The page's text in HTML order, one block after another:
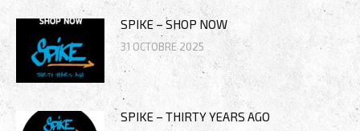
SPIKE – SHOP NOW
31 OCTOBRE 2025
SPIKE – THIRTY YEARS AGO